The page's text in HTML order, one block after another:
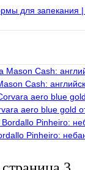
для запекания |
Cash:
aero blue gold
Pinheiro: